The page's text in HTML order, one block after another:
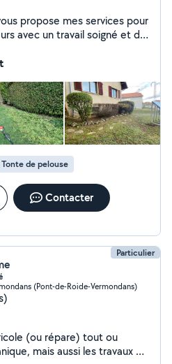
propose mes services pour
avec un travail soigné et de
Tonte de pelouse
Contacter
Particulier
(Pont-de-Roide-Vermondans)
tout ou
mais aussi les travaux du